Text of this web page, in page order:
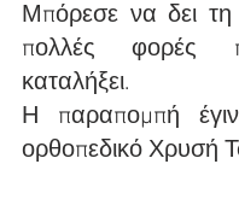
Μπόρεσε να δει τη
πολλές φορές
καταλήξει.
Η παραπομπή
ορθοπεδικό Χρυσή